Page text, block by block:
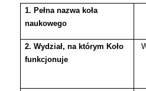
1. Pełna nazwa koła
naukowego
2. Wydział, na którym Koło
funkcjonuje